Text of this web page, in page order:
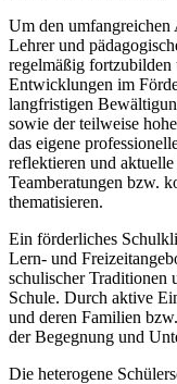
Um den umfangreichen
Lehrer und
regelmäßig fortzubilden
Entwicklungen im
langfristigen
sowie der teilweise
das eigene
reflektieren und
Teamberatungen bzw.
thematisieren.
Ein förderliches
Lern- und
schulischer Traditionen
Schule. Durch aktive
und deren Familien
der Begegnung und
Die heterogene